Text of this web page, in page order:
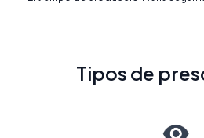
Tipos de